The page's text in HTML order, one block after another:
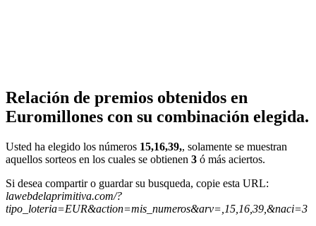
Relación de premios obtenidos en
Euromillones con su combinación elegida.
Usted ha elegido los números 15,16,39,, solamente se muestran
aquellos sorteos en los cuales se obtienen 3 ó más aciertos.
Si desea compartir o guardar su busqueda, copie esta URL:
lawebdelaprimitiva.com/?
tipo_loteria=EUR&action=mis_numeros&arv=,15,16,39,&naci=3